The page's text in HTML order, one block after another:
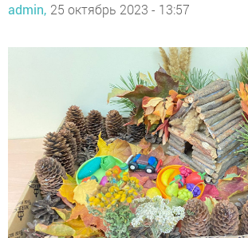
admin, 25 октябрь 2023 - 13:57